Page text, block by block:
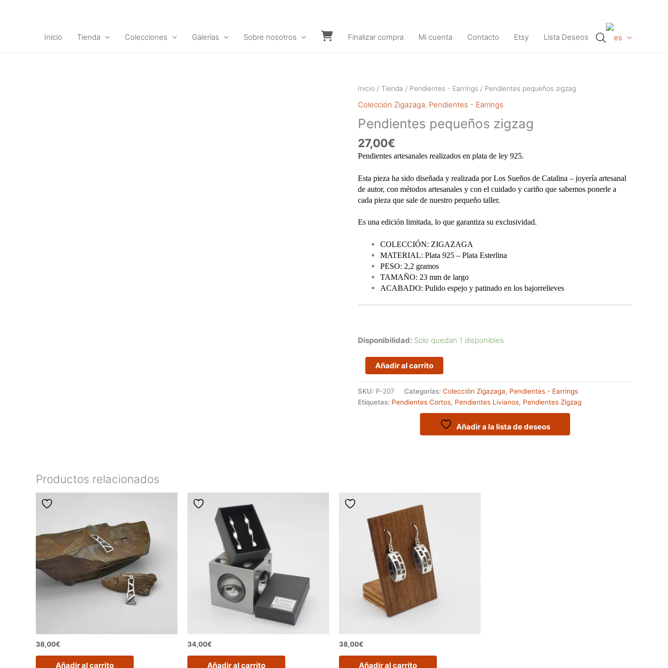
Inicio
Tienda Colecciones Galerías
Sobre nosotros
Carrito
Finalizar compra Mi cuenta Contacto Etsy Lista Deseos
Inicio / Tienda / Pendientes - Earrings / Pendientes pequeños zigzag
Colección Zigazaga, Pendientes - Earrings
Pendientes pequeños zigzag
27,00€
Pendientes artesanales realizados en plata de ley 925.
Esta pieza ha sido diseñada y realizada por Los Sueños de Catalina – joyería artesanal
de autor, con métodos artesanales y con el cuidado y cariño que sabemos ponerle a
cada pieza que sale de nuestro pequeño taller.
Es una edición limitada, lo que garantiza su exclusividad.
COLECCIÓN: ZIGAZAGA
MATERIAL: Plata 925 – Plata Esterlina
PESO: 2,2 gramos
TAMAÑO: 23 mm de largo
ACABADO: Pulido espejo y patinado en los bajorrelieves
Disponibilidad: Solo quedan 1 disponibles
Pendientes
pequeños
zigzag
cantidad
Añadir al carrito
SKU: P-207 Categorías: Colección Zigazaga, Pendientes - Earrings
Etiquetas: Pendientes Cortos, Pendientes Livianos, Pendientes Zigzag
Añadir a la lista de deseos
Productos relacionados
38,00€
Añadir al carrito
34,00€
Añadir al carrito
38,00€
Añadir al carrito